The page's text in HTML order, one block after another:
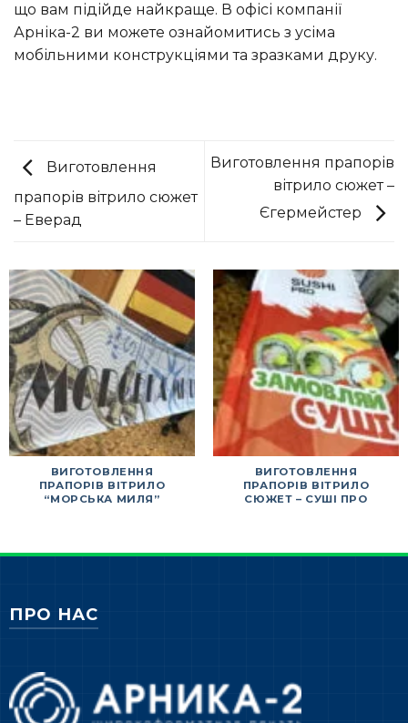
що вам підійде найкраще. В офісі компанії
Арніка-2 ви можете ознайомитись з усіма
мобільними конструкціями та зразками друку.
Виготовлення
прапорів вітрило сюжет
– Еверад
Виготовлення прапорів
вітрило сюжет –
Єгермейстер
ВИГОТОВЛЕННЯ
ПРАПОРІВ ВІТРИЛО
“МОРСЬКА МИЛЯ”
ВИГОТОВЛЕННЯ
ПРАПОРІВ ВІТРИЛО
СЮЖЕТ – СУШІ ПРО
ПРО НАС